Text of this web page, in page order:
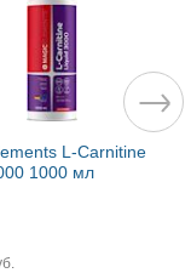
L-Carnitine
1000 мл